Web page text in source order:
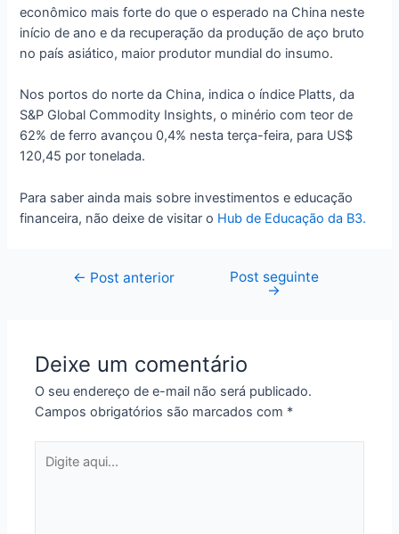
econômico mais forte do que o esperado na China neste
início de ano e da recuperação da produção de aço bruto
no país asiático, maior produtor mundial do insumo.
Nos portos do norte da China, indica o índice Platts, da
S&P Global Commodity Insights, o minério com teor de
62% de ferro avançou 0,4% nesta terça-feira, para US$
120,45 por tonelada.
Para saber ainda mais sobre investimentos e educação
financeira, não deixe de visitar o Hub de Educação da B3.
Navegação
← Post anterior Post seguinte
→
Deixe um comentário
O seu endereço de e-mail não será publicado.
Campos obrigatórios são marcados com *
aqui...